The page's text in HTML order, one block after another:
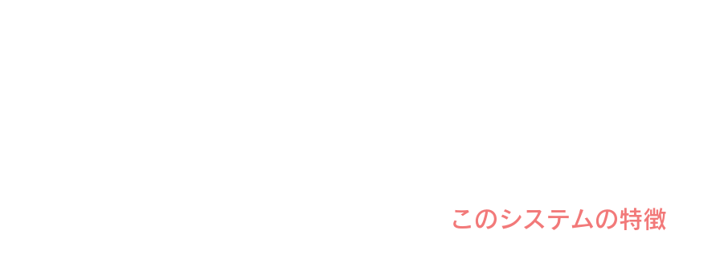
このシステムの特徴